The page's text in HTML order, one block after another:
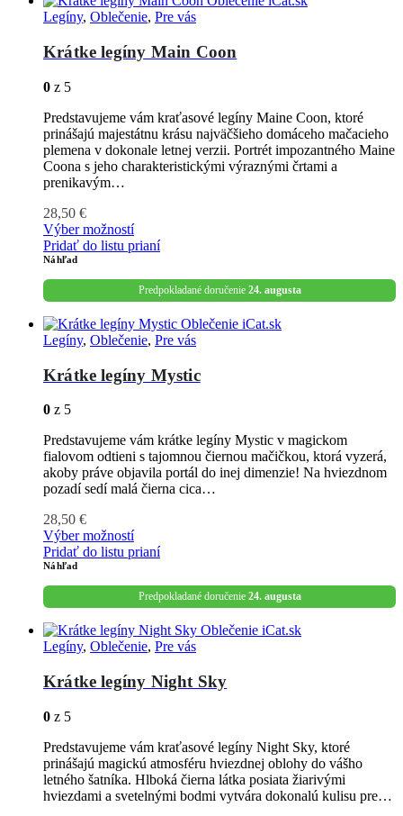
Legíny, Oblečenie, Pre vás
Krátke legíny Main Coon
0 z 5
Predstavujeme vám kraťasové legíny Maine Coon, ktoré
prinášajú majestátnu krásu najväčšieho domáceho mačacieho
plemena v dokonale letnej verzii. Portrét impozantného Maine
Coona s jeho charakteristickými výraznými črtami a
prenikavým…
28,50 €
Výber možností
Pridať do listu prianí
Náhľad
Predpokladané doručenie 24. augusta
Legíny, Oblečenie, Pre vás
Krátke legíny Mystic
0 z 5
Predstavujeme vám krátke legíny Mystic v magickom
fialovom odtieni s tajomnou čiernou mačičkou, ktorá vyzerá,
akoby práve objavila portál do inej dimenzie! Na hviezdnom
pozadí sedí malá čierna cica…
28,50 €
Výber možností
Pridať do listu prianí
Náhľad
Predpokladané doručenie 24. augusta
Legíny, Oblečenie, Pre vás
Krátke legíny Night Sky
0 z 5
Predstavujeme vám kraťasové legíny Night Sky, ktoré
prinášajú magickú atmosféru hviezdnej oblohy do vášho
letného šatníka. Hlboká čierna látka posiata žiarivými
hviezdami a svetelnými bodmi vytvára dokonalú kulisu pre…